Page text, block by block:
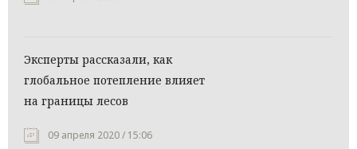
Эксперты рассказали, как
глобальное потепление влияет
на границы лесов
09 апреля 2020 / 15:06